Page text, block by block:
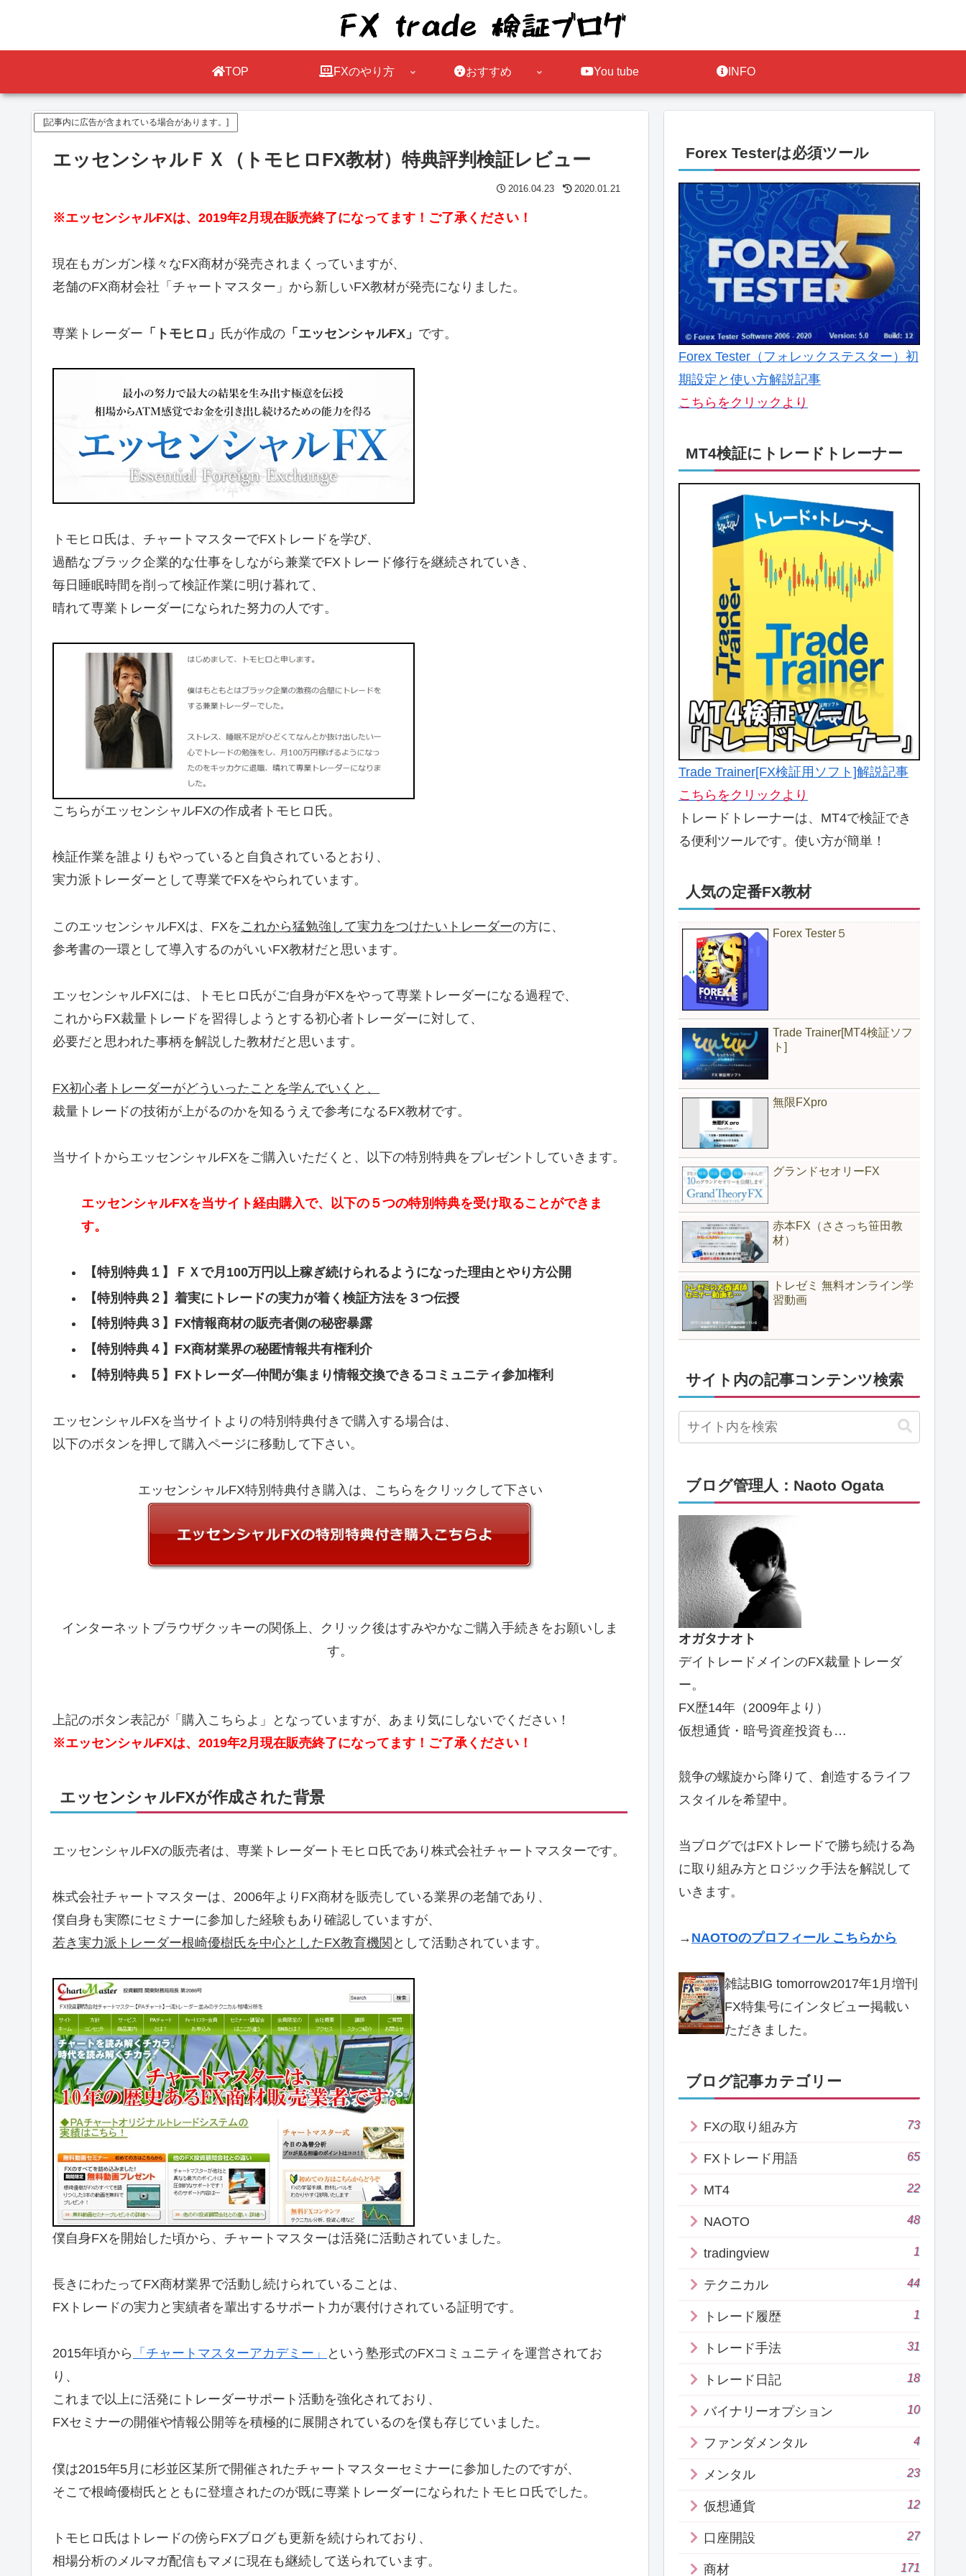
TOP FXのやり方 おすすめ You tube INFO
[記事内に広告が含まれている場合があります。]
エッセンシャルＦＸ（トモヒロFX教材）特典評判検証レビュー
2016.04.23 2020.01.21
※エッセンシャルFXは、2019年2月現在販売終了になってます！ご了承ください！
現在もガンガン様々なFX商材が発売されまくっていますが、
老舗のFX商材会社「チャートマスター」から新しいFX教材が発売になりました。
専業トレーダー 「トモヒロ」 氏が作成の 「エッセンシャルFX」 です。
トモヒロ氏は、チャートマスターでFXトレードを学び、
過酷なブラック企業的な仕事をしながら兼業でFXトレード修行を継続されていき、
毎日睡眠時間を削って検証作業に明け暮れて、
晴れて専業トレーダーになられた努力の人です。
こちらがエッセンシャルFXの作成者トモヒロ氏。
検証作業を誰よりもやっていると自負されているとおり、
実力派トレーダーとして専業でFXをやられています。
このエッセンシャルFXは、FXを これから猛勉強して実力をつけたいトレーダーの方に、
参考書の一環として導入するのがいいFX教材だと思います。
エッセンシャルFXには、トモヒロ氏がご自身がFXをやって専業トレーダーになる過程で、
これからFX裁量トレードを習得しようとする初心者トレーダーに対して、
必要だと思われた事柄を解説した教材だと思います。
FX初心者トレーダーがどういったことを学んでいくと、
裁量トレードの技術が上がるのかを知るうえで参考になるFX教材です。
当サイトからエッセンシャルFXをご購入いただくと、以下の特別特典をプレゼントしていきます。
エッセンシャルFXを当サイト経由購入で、以下の５つの特別特典を受け取ることができま
す。
【特別特典１】ＦＸで月100万円以上稼ぎ続けられるようになった理由とやり方公開
【特別特典２】着実にトレードの実力が着く検証方法を３つ伝授
【特別特典３】FX情報商材の販売者側の秘密暴露
【特別特典４】FX商材業界の秘匿情報共有権利介
【特別特典５】FXトレーダ―仲間が集まり情報交換できるコミュニティ参加権利
エッセンシャルFXを当サイトよりの特別特典付きで購入する場合は、
以下のボタンを押して購入ページに移動して下さい。
エッセンシャルFX特別特典付き購入は、こちらをクリックして下さい
インターネットブラウザクッキーの関係上、クリック後はすみやかなご購入手続きをお願いしま
す。
上記のボタン表記が「購入こちらよ」となっていますが、あまり気にしないでください！
※エッセンシャルFXは、2019年2月現在販売終了になってます！ご了承ください！
エッセンシャルFXが作成された背景
エッセンシャルFXの販売者は、専業トレーダートモヒロ氏であり株式会社チャートマスターです。
株式会社チャートマスターは、2006年よりFX商材を販売している業界の老舗であり、
僕自身も実際にセミナーに参加した経験もあり確認していますが、
若き実力派トレーダー根崎優樹氏を中心としたFX教育機関 として活動されています。
僕自身FXを開始した頃から、チャートマスターは活発に活動されていました。
長きにわたってFX商材業界で活動し続けられていることは、
FXトレードの実力と実績者を輩出するサポート力が裏付けされている証明です。
2015年頃から 「チャートマスターアカデミー」
という塾形式のFXコミュニティを運営されてお
り、
これまで以上に活発にトレーダーサポート活動を強化されており、
FXセミナーの開催や情報公開等を積極的に展開されているのを僕も存じていました。
僕は2015年5月に杉並区某所で開催されたチャートマスターセミナーに参加したのですが、
そこで根崎優樹氏とともに登壇されたのが既に専業トレーダーになられたトモヒロ氏でした。
トモヒロ氏はトレードの傍らFXブログも更新を続けられており、
相場分析のメルマガ配信もマメに現在も継続して送られています。
Forex Testerは必須ツール
Forex Tester（フォレックステスター）初
期設定と使い方解説記事
こちらをクリックより
MT4検証にトレードトレーナー
Trade Trainer[FX検証用ソフト]解説記事
こちらをクリックより
トレードトレーナーは、MT4で検証でき
る便利ツールです。使い方が簡単！
人気の定番FX教材
Forex Tester５
Trade Trainer[MT4検証ソフ
ト]
無限FXpro
グランドセオリーFX
赤本FX（ささっち笹田教
材）
トレゼミ 無料オンライン学
習動画
サイト内の記事コンテンツ検索
ブログ管理人：Naoto Ogata
オガタナオト
デイトレードメインのFX裁量トレーダ
ー。
FX歴14年（2009年より）
仮想通貨・暗号資産投資も…
競争の螺旋から降りて、創造するライフ
スタイルを希望中。
当ブログではFXトレードで勝ち続ける為
に取り組み方とロジック手法を解説して
いきます。
→ NAOTOのプロフィール こちらから
雑誌BIG tomorrow2017年1月増刊
FX特集号にインタビュー掲載い
ただきました。
ブログ記事カテゴリー
FXの取り組み方 73
FXトレード用語 65
MT4 22
NAOTO 48
tradingview 1
テクニカル 44
トレード履歴 1
トレード手法 31
トレード日記 18
バイナリーオプション 10
ファンダメンタル 4
メンタル 23
仮想通貨 12
口座開設 27
商材 171